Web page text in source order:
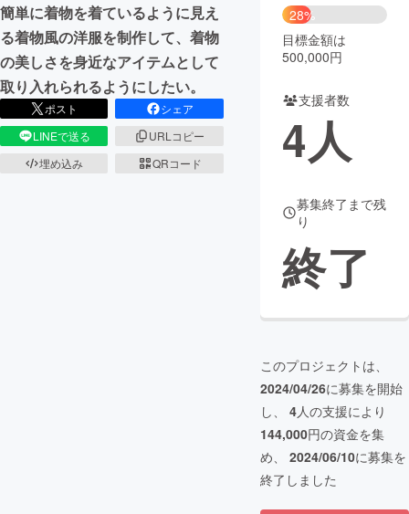
CAMPFIRE for Social Good
CAMPFIRE Creation
CAMPFIREふるさと納税machi-ya コミュニティ
簡単に着物を着ているように見え
る着物風の洋服を制作して、着物
の美しさを身近なアイテムとして
取り入れられるようにしたい。
ポスト
シェア
LINEで送る
URLコピー
埋め込み
QRコード
28%
目標金額は
500,000円
支援者数
4人
募集終了まで残
り
終了
このプロジェクトは、
2024/04/26に募集を開始
し、 4人の支援により
144,000円の資金を集
め、 2024/06/10に募集を
終了しました